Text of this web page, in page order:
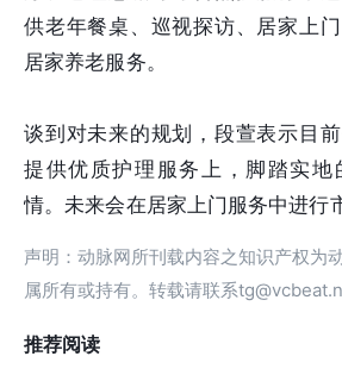
供老年餐桌、巡视探访、居家上
居家养老服务。
谈到对未来的规划，段萱表示目
提供优质护理服务上，脚踏实地
情。未来会在居家上门服务中进行
声明：动脉网所刊载内容之知识产权为
属所有或持有。转载请联系
推荐阅读